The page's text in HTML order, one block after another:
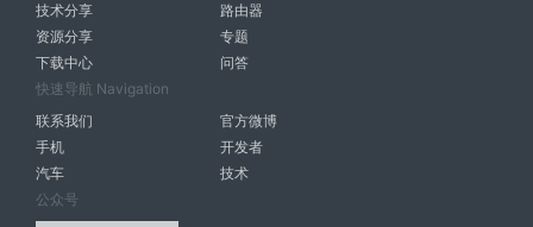
技术分享
路由器
资源分享
专题
下载中心
问答
快速导航 Navigation
联系我们
官方微博
手机
开发者
汽车
技术
公众号